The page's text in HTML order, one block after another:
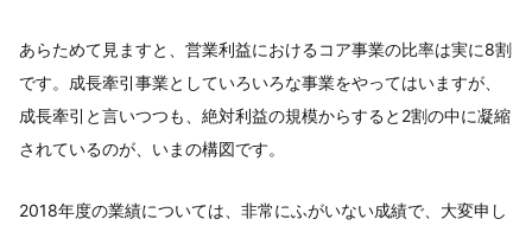
あらためて見ますと、営業利益におけるコア事業の比率は実に8割
です。成長牽引事業としていろいろな事業をやってはいますが、
成長牽引と言いつつも、絶対利益の規模からすると2割の中に凝縮
されているのが、いまの構図です。
2018年度の業績については、非常にふがいない成績で、大変申し